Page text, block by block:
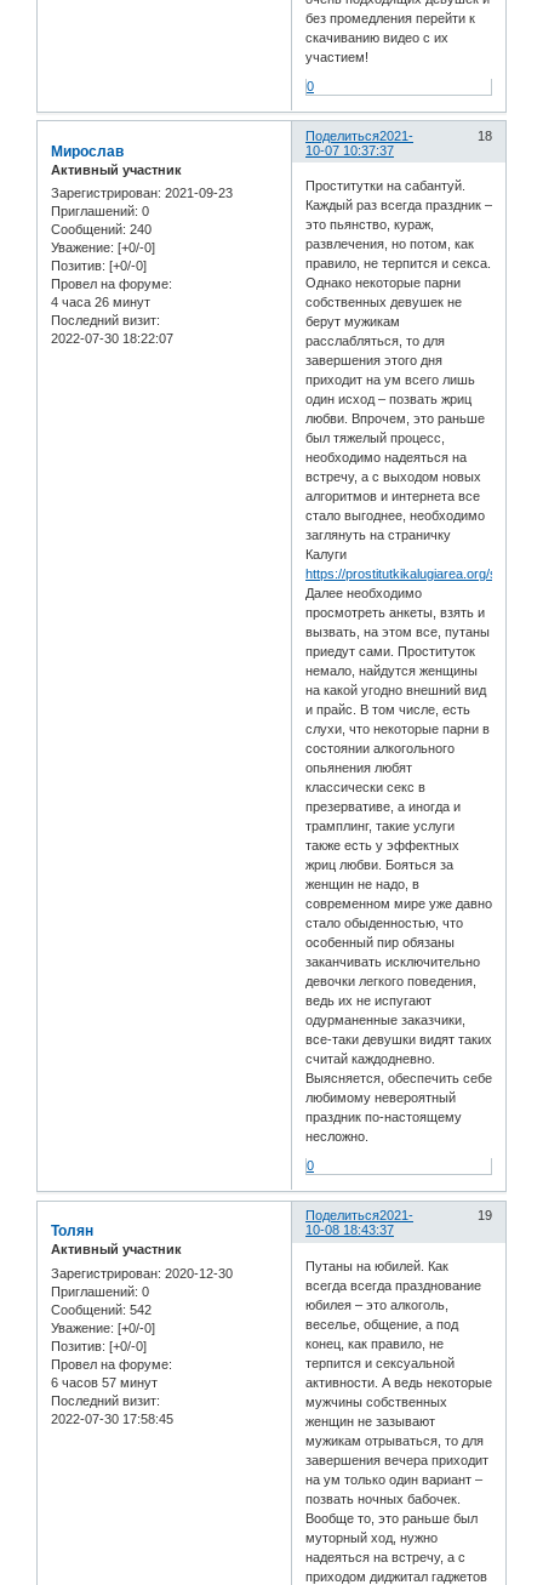
без промедления перейти к
скачиванию видео с их
участием!
0
Поделиться 18
2021-
10-07 10:37:37
Мирослав
Активный участник
Зарегистрирован: 2021-09-23
Приглашений: 0
Сообщений: 240
Уважение: [+0/-0]
Позитив: [+0/-0]
Провел на форуме:
4 часа 26 минут
Последний визит:
2022-07-30 18:22:07
Проститутки на сабантуй.
Каждый раз всегда праздник –
это пьянство, кураж,
развлечения, но потом, как
правило, не терпится и секса.
Однако некоторые парни
собственных девушек не
берут мужикам
расслабляться, то для
завершения этого дня
приходит на ум всего лишь
один исход – позвать жриц
любви. Впрочем, это раньше
был тяжелый процесс,
необходимо надеяться на
встречу, а с выходом новых
алгоритмов и интернета все
стало выгоднее, необходимо
заглянуть на страничку
Калуги
https://prostitutkikalugiarea.org/service/
Далее необходимо
просмотреть анкеты, взять и
вызвать, на этом все, путаны
приедут сами. Проституток
немало, найдутся женщины
на какой угодно внешний вид
и прайс. В том числе, есть
слухи, что некоторые парни в
состоянии алкогольного
опьянения любят
классически секс в
презервативе, а иногда и
трамплинг, такие услуги
также есть у эффектных
жриц любви. Бояться за
женщин не надо, в
современном мире уже давно
стало обыденностью, что
особенный пир обязаны
заканчивать исключительно
девочки легкого поведения,
ведь их не испугают
одурманенные заказчики,
все-таки девушки видят таких
считай каждодневно.
Выясняется, обеспечить себе
любимому невероятный
праздник по-настоящему
несложно.
0
Поделиться 19
2021-
10-08 18:43:37
Толян
Активный участник
Зарегистрирован: 2020-12-30
Приглашений: 0
Сообщений: 542
Уважение: [+0/-0]
Позитив: [+0/-0]
Провел на форуме:
6 часов 57 минут
Последний визит:
2022-07-30 17:58:45
Путаны на юбилей. Как
всегда всегда празднование
юбилея – это алкоголь,
веселье, общение, а под
конец, как правило, не
терпится и сексуальной
активности. А ведь некоторые
мужчины собственных
женщин не зазывают
мужикам отрываться, то для
завершения вечера приходит
на ум только один вариант –
позвать ночных бабочек.
Вообще то, это раньше был
муторный ход, нужно
надеяться на встречу, а с
приходом диджитал гаджетов